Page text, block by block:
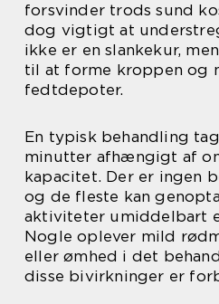
forsvinder trods sund
dog vigtigt at
ikke er en slankekur,
til at forme kroppen og
fedtdepoter.
En typisk behandling
minutter afhængigt af
kapacitet. Der er ingen
og de fleste kan
aktiviteter umiddelbart
Nogle oplever mild
eller ømhed i det
disse bivirkninger er